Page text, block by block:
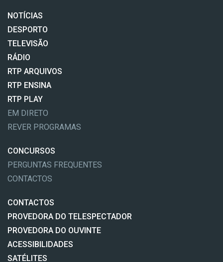
NOTÍCIAS
DESPORTO
TELEVISÃO
RÁDIO
RTP ARQUIVOS
RTP ENSINA
RTP PLAY
EM DIRETO
REVER PROGRAMAS
CONCURSOS
PERGUNTAS FREQUENTES
CONTACTOS
CONTACTOS
PROVEDORA DO TELESPECTADOR
PROVEDORA DO OUVINTE
ACESSIBILIDADES
SATÉLITES